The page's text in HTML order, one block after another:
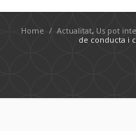
Home / Actualitat, Us pot
de conducta i